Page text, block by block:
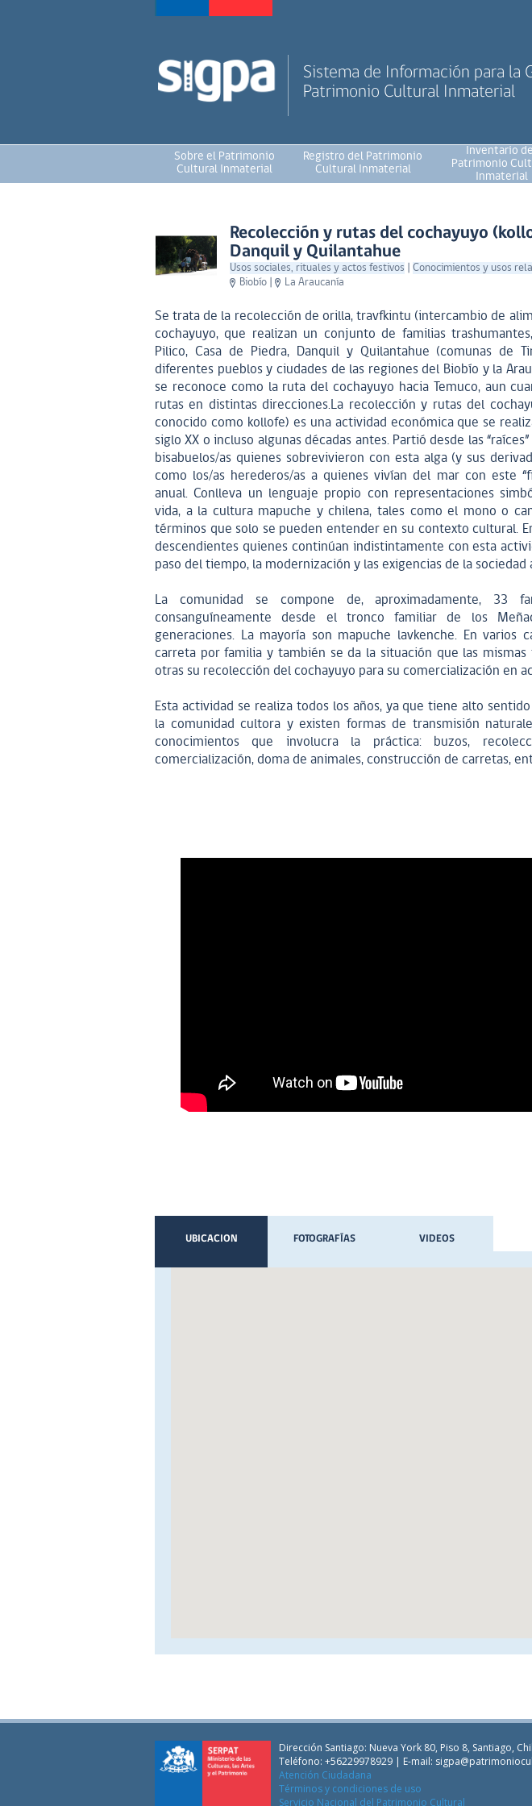
Sistema de Información para la
Patrimonio Cultural Inmaterial
Sobre el Patrimonio
Cultural Inmaterial
Registro del Patrimonio
Cultural Inmaterial
Inventario
Patrimonio
Inmaterial
Recolección y rutas del cochayuyo
Danquil y Quilantahue
Usos sociales, rituales y actos festivos Conocimientos y usos
Biobío
La Araucanía
Se trata de la recolección de orilla, travfkintu (intercambio de
cochayuyo, que realizan un conjunto de familias
Pilico, Casa de Piedra, Danquil y Quilantahue (comunas de
diferentes pueblos y ciudades de las regiones del Biobío y la
se reconoce como la ruta del cochayuyo hacia Temuco, aun
rutas en distintas direcciones.La recolección y rutas del
conocido como kollofe) es una actividad económica que se
siglo XX o incluso algunas décadas antes. Partió desde las
bisabuelos/as quienes sobrevivieron con esta alga (y sus
como los/as herederos/as a quienes vivían del mar con este
anual. Conlleva un lenguaje propio con representaciones
vida, a la cultura mapuche y chilena, tales como el mono o
términos que solo se pueden entender en su contexto cultural.
descendientes quienes continúan indistintamente con esta
paso del tiempo, la modernización y las exigencias de la sociedad
La comunidad se compone de, aproximadamente, 33
consanguíneamente desde el tronco familiar de los
generaciones. La mayoría son mapuche lavkenche. En varios
carreta por familia y también se da la situación que las
otras su recolección del cochayuyo para su comercialización en
Esta actividad se realiza todos los años, ya que tiene alto
la comunidad cultora y existen formas de transmisión
conocimientos que involucra la práctica: buzos,
comercialización, doma de animales, construcción de carretas,
UBICACION FOTOGRAFÍAS VIDEOS
Dirección Santiago: Nueva York 80, Piso 8, Santiago,
Teléfono: +56229978929 | E-mail:
Atención Ciudadana
Términos y condiciones de uso
Servicio Nacional del Patrimonio Cultural